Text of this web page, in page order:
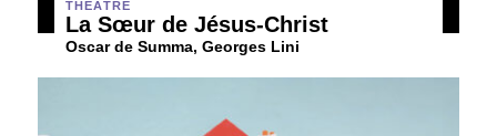
THÉÂTRE
La Sœur de Jésus-Christ
Oscar de Summa, Georges Lini